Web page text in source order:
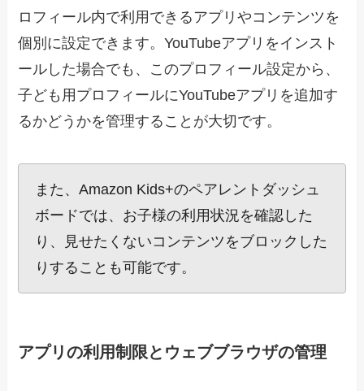
ロフィール内で利用できるアプリやコンテンツを
個別に設定できます。YouTubeアプリをインスト
ールした場合でも、このプロフィール設定から、
子ども用プロフィールにYouTubeアプリを追加す
るかどうかを管理することが大切です。
また、Amazon Kids+のペアレントダッシュ
ボードでは、お子様の利用状況を確認した
り、見せたくないコンテンツをブロックした
りすることも可能です。
アプリの利用制限とウェブブラウザの管理